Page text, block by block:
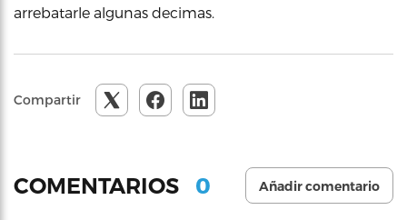
arrebatarle algunas decimas.
Compartir
COMENTARIOS 0 Añadir comentario